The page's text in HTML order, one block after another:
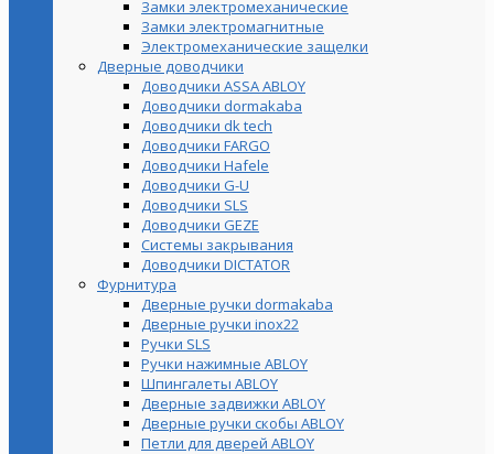
Замки электромеханические
Замки электромагнитные
Электромеханические защелки
Дверные доводчики
Доводчики ASSA ABLOY
Доводчики dormakaba
Доводчики dk tech
Доводчики FARGO
Доводчики Hafele
Доводчики G-U
Доводчики SLS
Доводчики GEZE
Cистемы закрывания
Доводчики DICTATOR
Фурнитура
Дверные ручки dormakaba
Дверные ручки inox22
Ручки SLS
Ручки нажимные ABLOY
Шпингалеты ABLOY
Дверные задвижки ABLOY
Дверные ручки скобы ABLOY
Петли для дверей ABLOY